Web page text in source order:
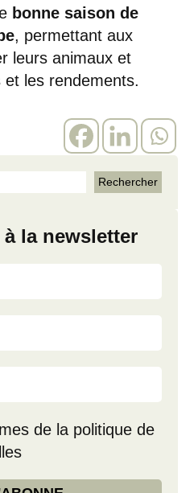
bonne saison de
, permettant aux
leurs animaux et
et les rendements.
la newsletter
de la politique de